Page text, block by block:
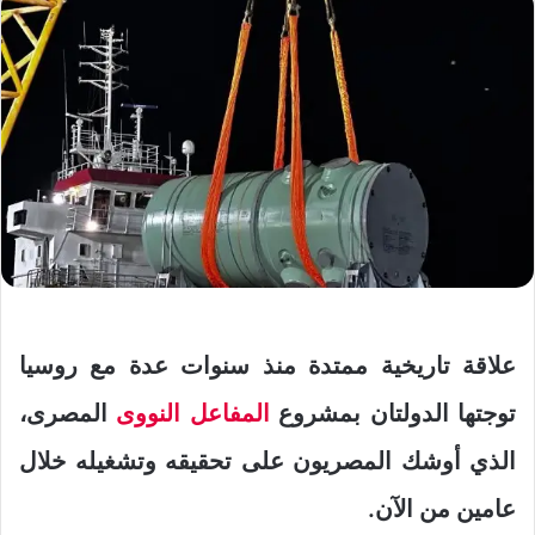
علاقة تاريخية ممتدة منذ سنوات عدة مع روسيا
توجتها الدولتان بمشروع
المفاعل النووى المصرى،
الذي أوشك المصريون على تحقيقه وتشغيله خلال
عامين من الآن.